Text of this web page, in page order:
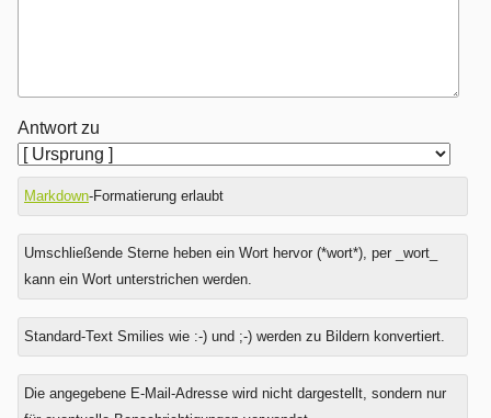
Antwort zu
Markdown-Formatierung erlaubt
Umschließende Sterne heben ein Wort hervor (*wort*), per _wort_
kann ein Wort unterstrichen werden.
Standard-Text Smilies wie :-) und ;-) werden zu Bildern konvertiert.
Was
ist
Die angegebene E-Mail-Adresse wird nicht dargestellt, sondern nur